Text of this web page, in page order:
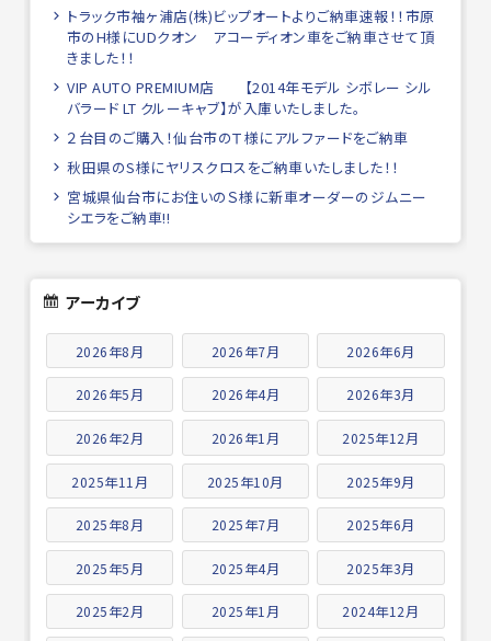
トラック市袖ヶ浦店(株)ビップオートよりご納車速報！！市原
市のH様にUDクオン アコーディオン車をご納車させて頂
きました！！
VIP AUTO PREMIUM店 【2014年モデル シボレー シル
バラード LT クルーキャブ】が入庫いたしました。
２台目のご購入！仙台市のＴ様にアルファードをご納車
秋田県のS様にヤリスクロスをご納車いたしました！！
宮城県仙台市にお住いのＳ様に新車オーダーのジムニー
シエラをご納車!!
アーカイブ
2026年8月 2026年7月 2026年6月
2026年5月 2026年4月 2026年3月
2026年2月 2026年1月 2025年12月
2025年11月 2025年10月 2025年9月
2025年8月 2025年7月 2025年6月
2025年5月 2025年4月 2025年3月
2025年2月 2025年1月 2024年12月